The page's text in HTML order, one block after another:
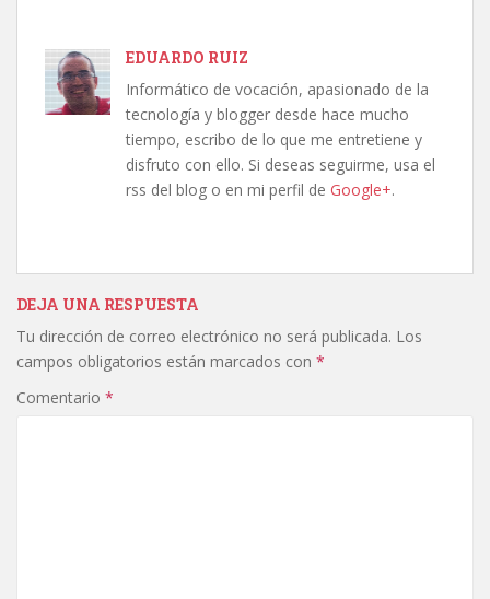
EDUARDO RUIZ
Informático de vocación, apasionado de la
tecnología y blogger desde hace mucho
tiempo, escribo de lo que me entretiene y
disfruto con ello. Si deseas seguirme, usa el
rss del blog o en mi perfil de Google+.
DEJA UNA RESPUESTA
Tu dirección de correo electrónico no será publicada. Los
campos obligatorios están marcados con *
Comentario *